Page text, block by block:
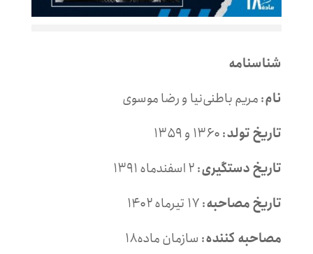
شناسنامه
نام: مریم باطنی‌نیا و رضا موسوی
تاریخ تولد: ۱۳۶۰ و ۱۳۵۹
تاریخ دستگیری: ۲ اسفند‌ماه ۱۳۹۱
تاریخ مصاحبه: ۱۷ تیرماه ۱۴۰۲
مصاحبه کننده: سازمان ماده۱۸